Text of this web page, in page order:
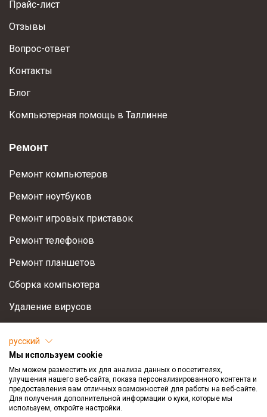
Прайс-лист
Отзывы
Вопрос-ответ
Контакты
Блог
Компьютерная помощь в Таллинне
Ремонт
Ремонт компьютеров
Ремонт ноутбуков
Ремонт игровых приставок
Ремонт телефонов
Ремонт планшетов
Сборка компьютера
Удаление вирусов
Восстановление информации
Оптимизация компьютера
Поддержка
русский
Мы используем cookie
Мы можем разместить их для анализа данных о посетителях,
улучшения нашего веб-сайта, показа персонализированного контента и
предоставления вам отличных возможностей для работы на веб-сайте.
Для получения дополнительной информации о куки, которые мы
используем, откройте настройки.